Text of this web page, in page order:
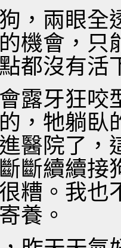
，兩眼全
機會，只
都沒有活
露牙狂咬
，牠躺臥
醫院了，
斷續續接
糟。我也
養。